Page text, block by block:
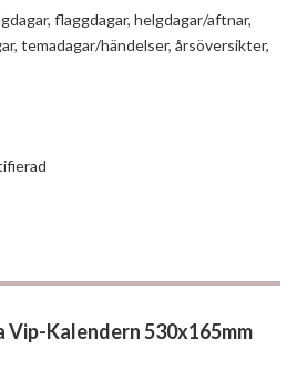
flaggdagar, helgdagar/aftnar,
temadagar/händelser, årsöversikter,
Vip-Kalendern 530x165mm